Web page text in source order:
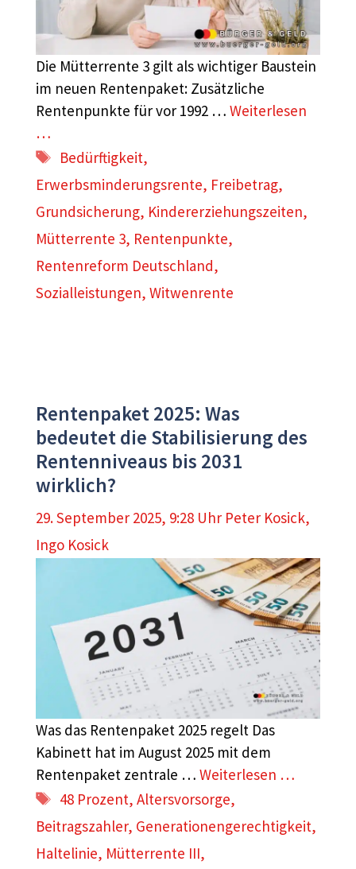
Die Mütterrente 3 gilt als wichtiger Baustein
im neuen Rentenpaket: Zusätzliche
Rentenpunkte für vor 1992 … Weiterlesen
…
Schlagwörter
Bedürftigkeit,
Erwerbsminderungsrente, Freibetrag,
Grundsicherung, Kindererziehungszeiten,
Mütterrente 3, Rentenpunkte,
Rentenreform Deutschland,
Sozialleistungen, Witwenrente
Rentenpaket 2025: Was
bedeutet die Stabilisierung des
Rentenniveaus bis 2031
wirklich?
29. September 2025, 9:28 Uhr Peter Kosick,
Ingo Kosick
Was das Rentenpaket 2025 regelt Das
Kabinett hat im August 2025 mit dem
Rentenpaket zentrale … Weiterlesen …
Schlagwörter
48 Prozent,Altersvorsorge,
Beitragszahler, Generationengerechtigkeit,
Haltelinie, Mütterrente III,